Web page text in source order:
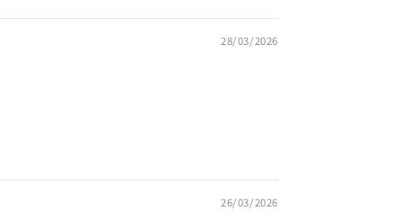
28/03/2026
26/03/2026